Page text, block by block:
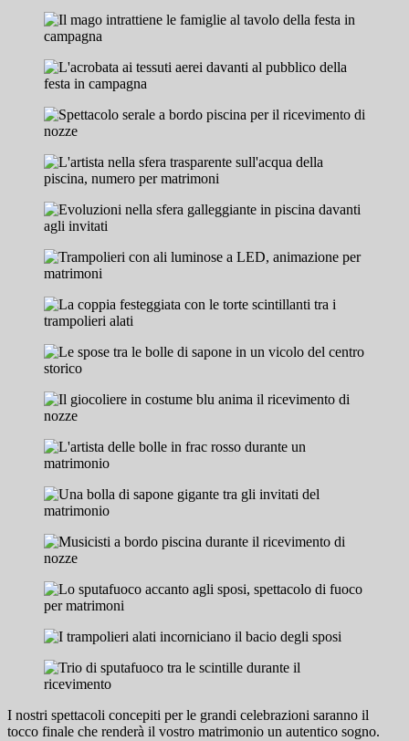
I nostri spettacoli concepiti per le grandi celebrazioni saranno il
tocco finale che renderà il vostro matrimonio un autentico sogno.